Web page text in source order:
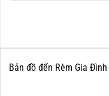
Bản đồ đến Rèm Gia Đình